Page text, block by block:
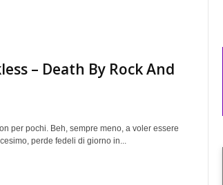
– Death By Rock And
per pochi. Beh, sempre meno, a voler essere
perde fedeli di giorno in...